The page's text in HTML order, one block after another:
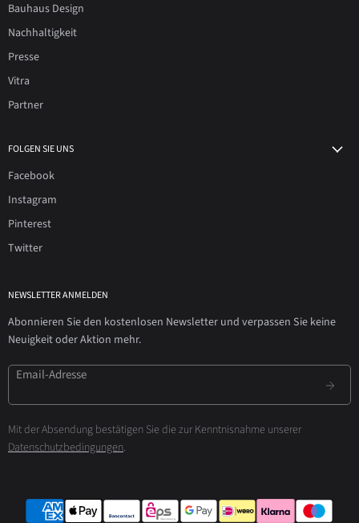
Bauhaus Design
Nachhaltigkeit
Presse
Vitra
Partner
FOLGEN SIE UNS
Facebook
Instagram
Pinterest
Twitter
NEWSLETTER ANMELDEN
Abonnieren Sie den kostenlosen Newsletter und verpassen Sie keine
Neuigkeit oder Aktion mehr.
Email-Adresse
Mit der Absendung bestätigen Sie die zur Kenntnisnahme unserer
Datenschutzbedingungen.